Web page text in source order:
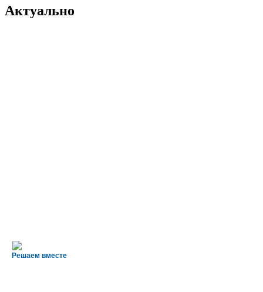
Актуально
Решаем вместе